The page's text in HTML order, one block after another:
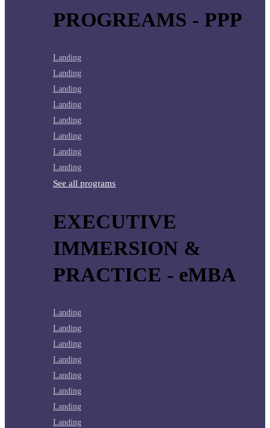
PROGREAMS - PPP
Landing
Landing
Landing
Landing
Landing
Landing
Landing
Landing
See all programs
EXECUTIVE
IMMERSION &
PRACTICE - eMBA
Landing
Landing
Landing
Landing
Landing
Landing
Landing
Landing